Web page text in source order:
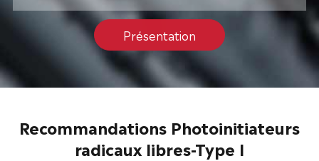
Présentation
Recommandations Photoinitiateurs
radicaux libres-Type I